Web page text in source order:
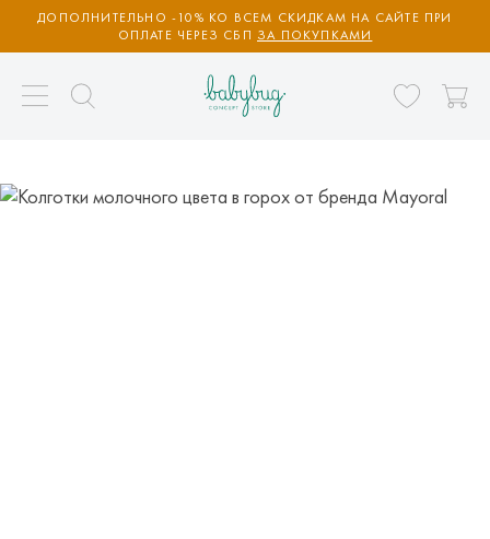
ДОПОЛНИТЕЛЬНО -10% КО ВСЕМ СКИДКАМ НА САЙТЕ ПРИ
ОПЛАТЕ ЧЕРЕЗ СБП ЗА ПОКУПКАМИ